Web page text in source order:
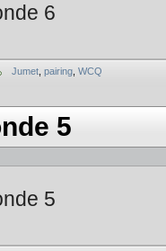
6
Jumet pairing WCQ
5
5